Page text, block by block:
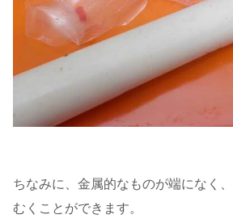
ちなみに、金属的なものが端になく
むくことができます。